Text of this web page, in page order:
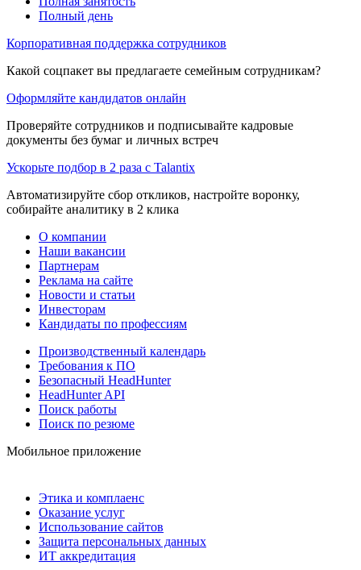
Полный день
Корпоративная поддержка сотрудников
Какой соцпакет вы предлагаете семейным сотрудникам?
Оформляйте кандидатов онлайн
Проверяйте сотрудников и подписывайте кадровые
документы без бумаг и личных встреч
Ускорьте подбор в 2 раза с Talantix
Автоматизируйте сбор откликов, настройте воронку,
собирайте аналитику в 2 клика
О компании
Наши вакансии
Партнерам
Реклама на сайте
Новости и статьи
Инвесторам
Кандидаты по профессиям
Производственный календарь
Требования к ПО
Безопасный HeadHunter
HeadHunter API
Поиск работы
Поиск по резюме
Мобильное приложение
Этика и комплаенс
Оказание услуг
Использование сайтов
Защита персональных данных
ИТ аккредитация